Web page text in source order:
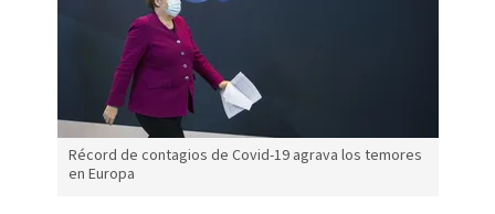
Récord de contagios de Covid-19 agrava los temores
en Europa